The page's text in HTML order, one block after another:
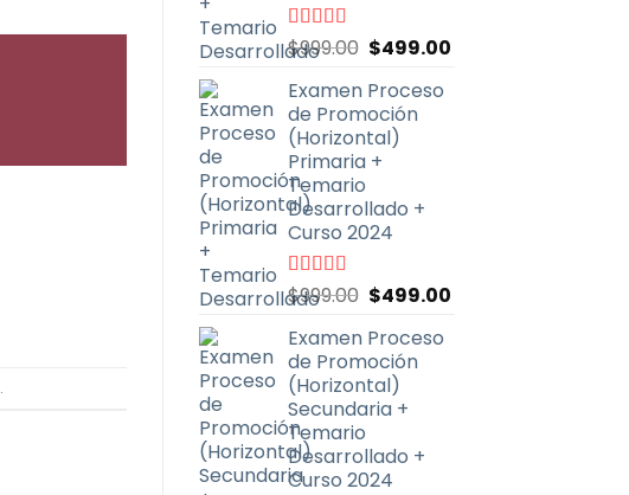
.
Valorado
con
5
$999.00 El
original
era:
$999.00.
$499.00
Examen Proceso
de Promoción
(Horizontal)
Primaria +
Temario
Desarrollado +
Curso 2024
Valorado
con
5
$999.00 El
original
era:
$999.00.
$499.00
Examen Proceso
de Promoción
(Horizontal)
Secundaria +
Temario
Desarrollado +
Curso 2024